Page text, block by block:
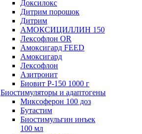
Доксилокс
Дитрим порошок
Дитрим
АМОКСИЦИЛЛИН 150
Лексофлон OR
Амоксигард FEED
Амоксигард
Лексофлон
Азитронит
Биовит Р-150 1000 г
Биостимуляторы и адаптогены
Миксоферон 100 доз
Бутастим
Биостимульгин инъек
100 мл